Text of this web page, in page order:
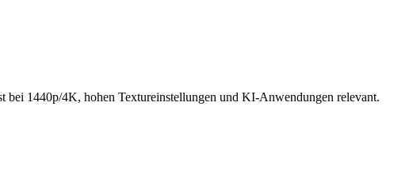
1440p/4K, hohen Textureinstellungen und KI-Anwendungen relevant.